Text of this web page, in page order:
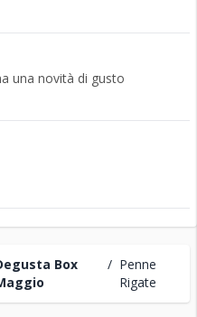
Box
/ Penne
Rigate
una novità di gusto